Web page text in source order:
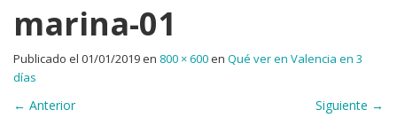
marina-01
Publicado el 01/01/2019en 800 × 600en Qué ver en Valencia en 3
días
← Anterior Siguiente →